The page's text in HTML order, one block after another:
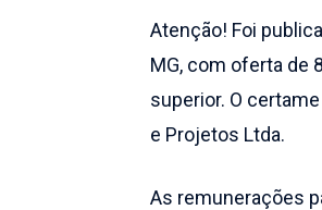
Atenção! Foi
MG, com oferta de
superior. O
e Projetos Ltda.
As remunerações